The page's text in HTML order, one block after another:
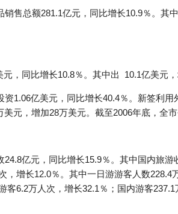
售总额281.1亿元，同比增长10.9％。其
，同比增长10.8％。其中出 10.1亿美元
1.06亿美元，同比增长40.4％。新签利
元，增加28万美元。截至2006年底，全
亿元，同比增长15.9％。其中国内旅
，增长12.0％。其中一日游游客人数
客6.2万人次，增长32.1％；国内游客